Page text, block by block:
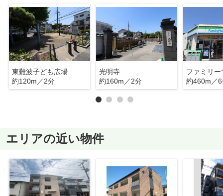
東難波子ども広場
約120m／2分
光明寺
約160m／2分
約460m／
エリアの近い物件